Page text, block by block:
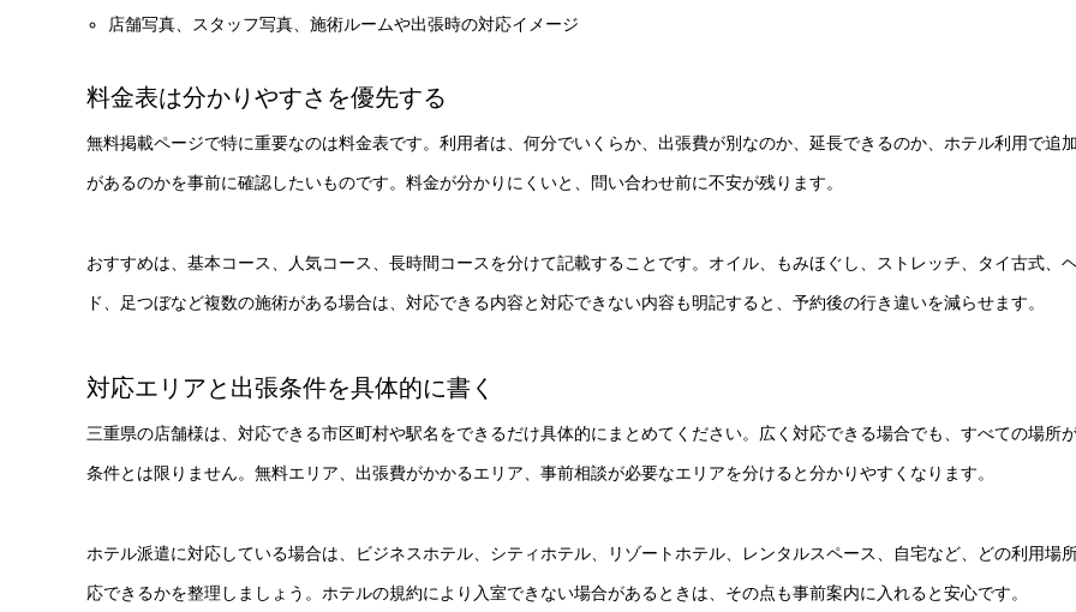
店舗写真、スタッフ写真、施術ルームや出張時の対応イメージ
料金表は分かりやすさを優先する
無料掲載ページで特に重要なのは料金表です。利用者は、何分でいくらか、出張費が別なのか、延長できるのか、ホテル利用で追
があるのかを事前に確認したいものです。料金が分かりにくいと、問い合わせ前に不安が残ります。
おすすめは、基本コース、人気コース、長時間コースを分けて記載することです。オイル、もみほぐし、ストレッチ、タイ古式、
ド、足つぼなど複数の施術がある場合は、対応できる内容と対応できない内容も明記すると、予約後の行き違いを減らせます。
対応エリアと出張条件を具体的に書く
三重県の店舗様は、対応できる市区町村や駅名をできるだけ具体的にまとめてください。広く対応できる場合でも、すべての場所
条件とは限りません。無料エリア、出張費がかかるエリア、事前相談が必要なエリアを分けると分かりやすくなります。
ホテル派遣に対応している場合は、ビジネスホテル、シティホテル、リゾートホテル、レンタルスペース、自宅など、どの利用場
応できるかを整理しましょう。ホテルの規約により入室できない場合があるときは、その点も事前案内に入れると安心です。